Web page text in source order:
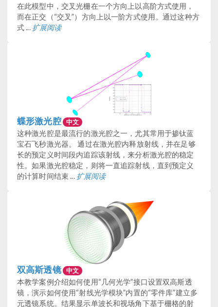
在此模型中，交叉光栅在一个方向上以高阶方式使用，
而在正交（“交叉”）方向上以一阶方式使用。通过这种方
式 ... 扩展阅读
蝶形激光腔 中文
这种激光腔是最流行的激光腔之一，尤其常用于掺钛蓝
宝石飞秒激光器。 通过在激光腔内释放射线，并在足够
长的预定义时间段内追踪该射线，来分析激光腔的稳定
性。如果激光腔稳定，则将一直追踪射线，直到预定义
的计算时间结束 ... 扩展阅读
双高斯透镜 中文
本教学案例介绍如何使用“几何光学”接口设置双高斯透
镜，演示如何使用“射线光学模块”内置的“零件库”建立多
元透镜系统。结果显示单波长和视场角下基于栅格的射